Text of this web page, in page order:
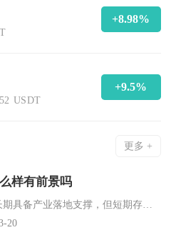
+8.98%
USDT
+9.5%
更多 +
样有前景吗
20